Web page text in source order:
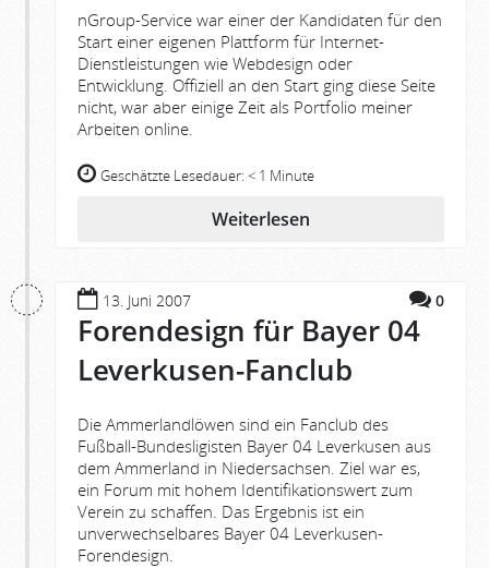
nGroup-Service war einer der Kandidaten für den
Start einer eigenen Plattform für Internet-
Dienstleistungen wie Webdesign oder
Entwicklung. Offiziell an den Start ging diese Seite
nicht, war aber einige Zeit als Portfolio meiner
Arbeiten online.
Geschätzte Lesedauer: < 1 Minute
Weiterlesen
13. Juni 2007 0
Forendesign für Bayer 04
Leverkusen-Fanclub
Die Ammerlandlöwen sind ein Fanclub des
Fußball-Bundesligisten Bayer 04 Leverkusen aus
dem Ammerland in Niedersachsen. Ziel war es,
ein Forum mit hohem Identifikationswert zum
Verein zu schaffen. Das Ergebnis ist ein
unverwechselbares Bayer 04 Leverkusen-
Forendesign.